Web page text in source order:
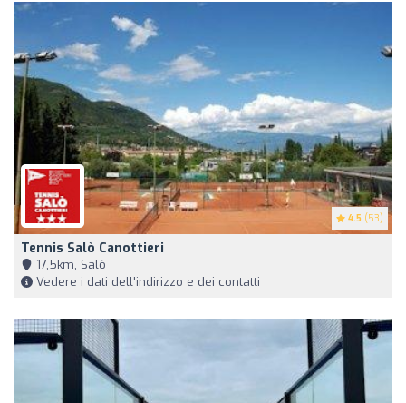
4.5 (53)
Tennis Salò Canottieri
17,5km, Salò
Vedere i dati dell'indirizzo e dei contatti